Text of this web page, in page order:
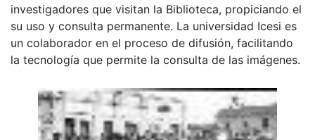
investigadores que visitan la Biblioteca, propiciando el
su uso y consulta permanente. La universidad Icesi es
un colaborador en el proceso de difusión, facilitando
la tecnología que permite la consulta de las imágenes.